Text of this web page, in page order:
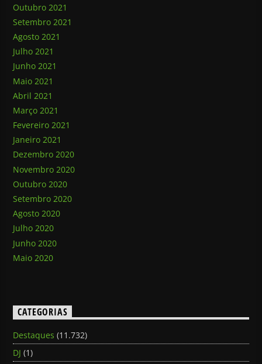
Outubro 2021
Setembro 2021
Agosto 2021
Julho 2021
Junho 2021
Maio 2021
Abril 2021
Março 2021
Fevereiro 2021
Janeiro 2021
Dezembro 2020
Novembro 2020
Outubro 2020
Setembro 2020
Agosto 2020
Julho 2020
Junho 2020
Maio 2020
CATEGORIAS
Destaques (11.732)
DJ (1)